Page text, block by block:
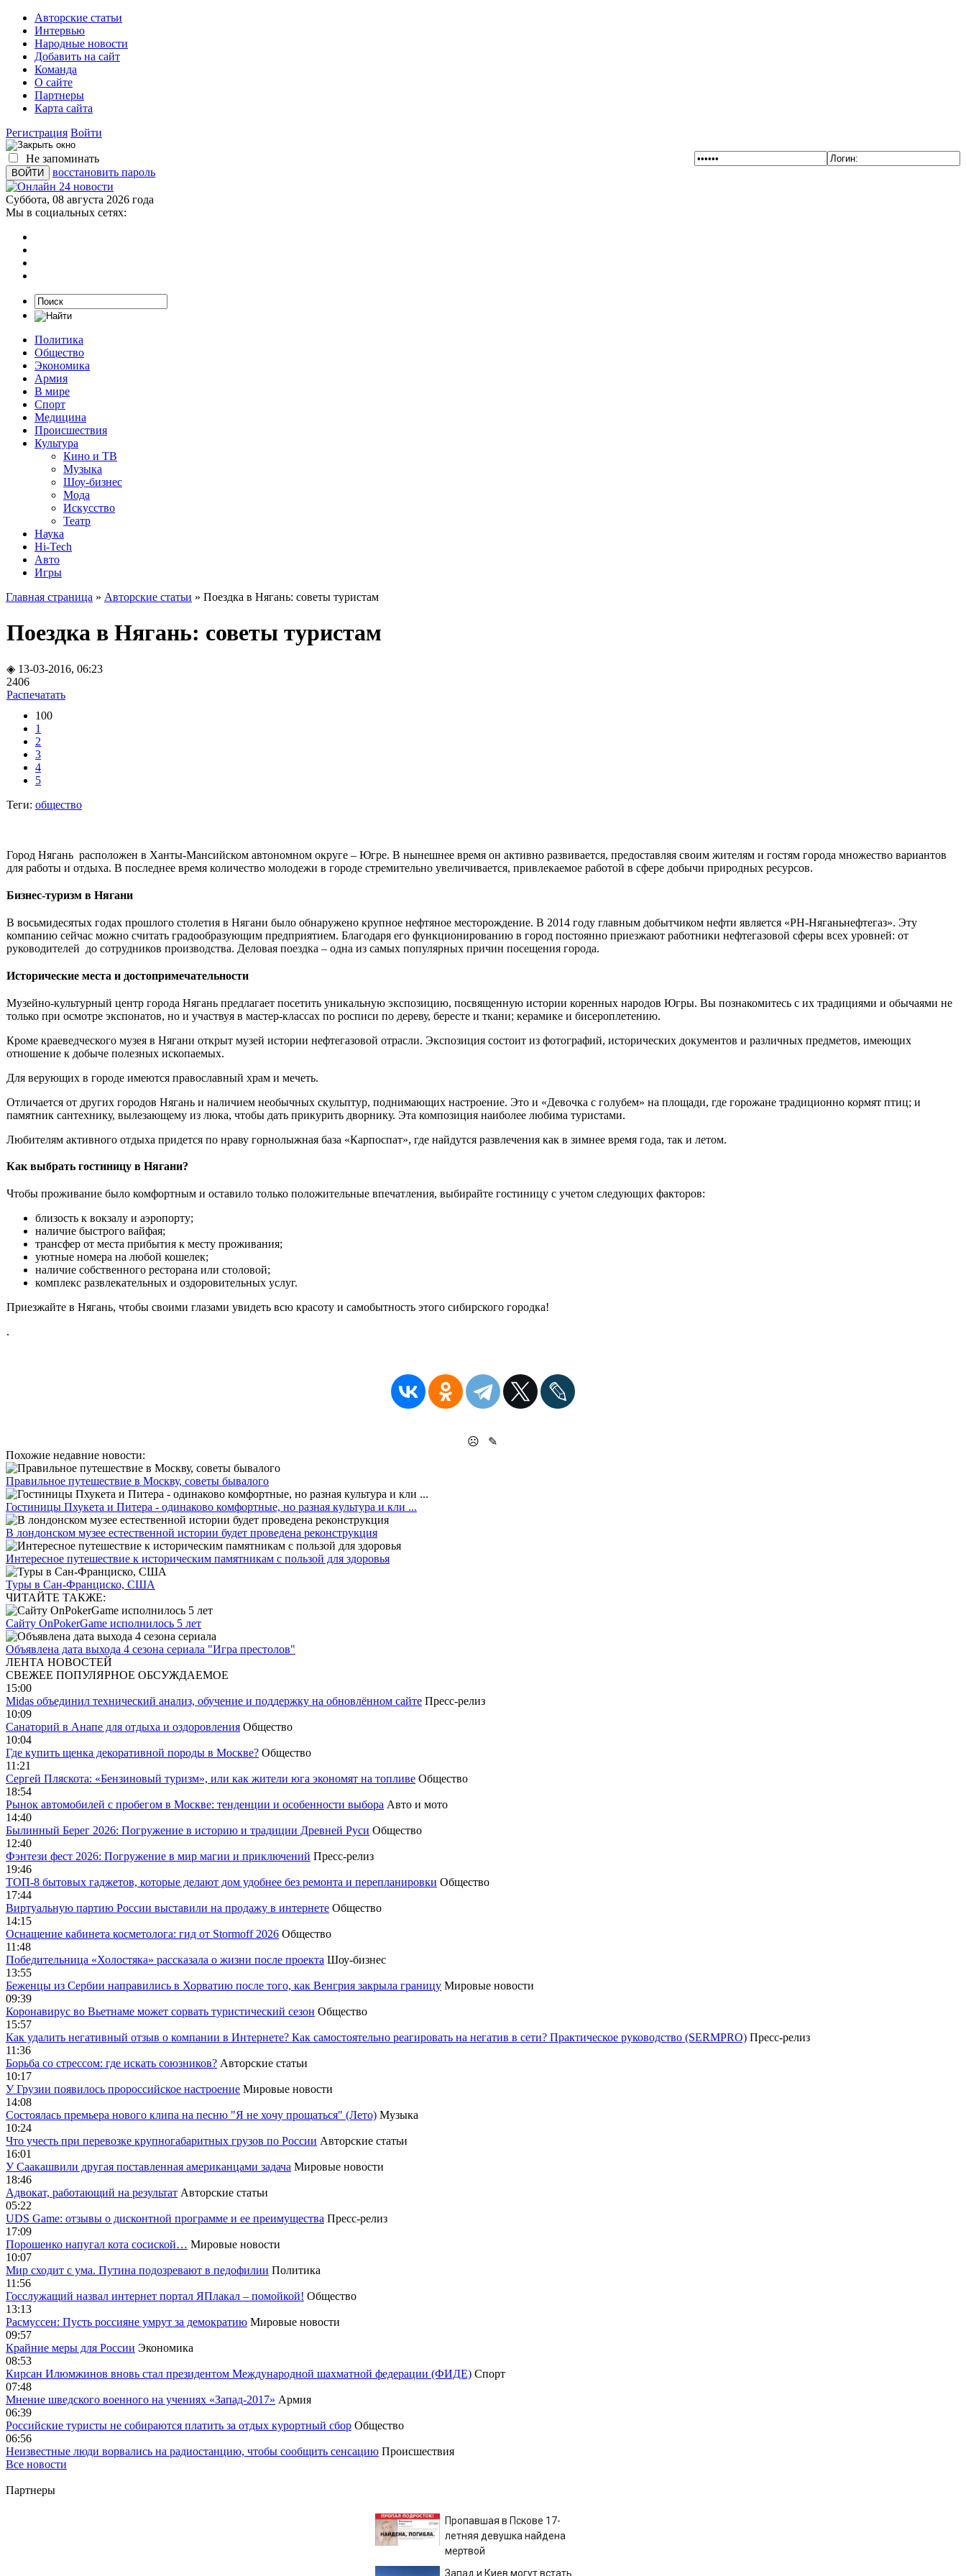
Авторские статьи
Интервью
Народные новости
Добавить на сайт
Команда
О сайте
Партнеры
Карта сайта
Регистрация Войти
Не запоминать
восстановить пароль
Суббота, 08 августа 2026 года
Мы в социальных сетях:
Политика
Общество
Экономика
Армия
В мире
Спорт
Медицина
Происшествия
Культура
Кино и ТВ
Музыка
Шоу-бизнес
Мода
Искусство
Театр
Наука
Hi-Tech
Авто
Игры
Главная страница » Авторские статьи » Поездка в Нягань: советы туристам
Поездка в Нягань: советы туристам
◈ 13-03-2016, 06:23
2406
Распечатать
100
1
2
3
4
5
Теги: общество
Город Нягань расположен в Ханты-Мансийском автономном округе – Югре. В нынешнее время он активно развивается, предоставляя своим жителям и гостям города множество вариантов
для работы и отдыха. В последнее время количество молодежи в городе стремительно увеличивается, привлекаемое работой в сфере добычи природных ресурсов.
Бизнес-туризм в Нягани
В восьмидесятых годах прошлого столетия в Нягани было обнаружено крупное нефтяное месторождение. В 2014 году главным добытчиком нефти является «РН-Няганьнефтегаз». Эту
компанию сейчас можно считать градообразующим предприятием. Благодаря его функционированию в город постоянно приезжают работники нефтегазовой сферы всех уровней: от
руководителей до сотрудников производства. Деловая поездка – одна из самых популярных причин посещения города.
Исторические места и достопримечательности
Музейно-культурный центр города Нягань предлагает посетить уникальную экспозицию, посвященную истории коренных народов Югры. Вы познакомитесь с их традициями и обычаями не
только при осмотре экспонатов, но и участвуя в мастер-классах по росписи по дереву, бересте и ткани; керамике и бисероплетению.
Кроме краеведческого музея в Нягани открыт музей истории нефтегазовой отрасли. Экспозиция состоит из фотографий, исторических документов и различных предметов, имеющих
отношение к добыче полезных ископаемых.
Для верующих в городе имеются православный храм и мечеть.
Отличается от других городов Нягань и наличием необычных скульптур, поднимающих настроение. Это и «Девочка с голубем» на площади, где горожане традиционно кормят птиц; и
памятник сантехнику, вылезающему из люка, чтобы дать прикурить дворнику. Эта композиция наиболее любима туристами.
Любителям активного отдыха придется по нраву горнолыжная база «Карпоспат», где найдутся развлечения как в зимнее время года, так и летом.
Как выбрать гостиницу в Нягани?
Чтобы проживание было комфортным и оставило только положительные впечатления, выбирайте гостиницу с учетом следующих факторов:
близость к вокзалу и аэропорту;
наличие быстрого вайфая;
трансфер от места прибытия к месту проживания;
уютные номера на любой кошелек;
наличие собственного ресторана или столовой;
комплекс развлекательных и оздоровительных услуг.
Приезжайте в Нягань, чтобы своими глазами увидеть всю красоту и самобытность этого сибирского городка!
.
☹
✎
Похожие недавние новости:
Правильное путешествие в Москву, советы бывалого
Гостиницы Пхукета и Питера - одинаково комфортные, но разная культура и кли ...
В лондонском музее естественной истории будет проведена реконструкция
Интересное путешествие к историческим памятникам с пользой для здоровья
Туры в Сан-Франциско, США
ЧИТАЙТЕ ТАКЖЕ:
Сайту OnPokerGame исполнилось 5 лет
Объявлена дата выхода 4 сезона сериала "Игра престолов"
ЛЕНТА НОВОСТЕЙ
СВЕЖЕЕ ПОПУЛЯРНОЕ ОБСУЖДАЕМОЕ
15:00
Midas объединил технический анализ, обучение и поддержку на обновлённом сайте Пресс-релиз
10:09
Санаторий в Анапе для отдыха и оздоровления Общество
10:04
Где купить щенка декоративной породы в Москве? Общество
11:21
Сергей Пляскота: «Бензиновый туризм», или как жители юга экономят на топливе Общество
18:54
Рынок автомобилей с пробегом в Москве: тенденции и особенности выбора Авто и мото
14:40
Былинный Берег 2026: Погружение в историю и традиции Древней Руси Общество
12:40
Фэнтези фест 2026: Погружение в мир магии и приключений Пресс-релиз
19:46
ТОП-8 бытовых гаджетов, которые делают дом удобнее без ремонта и перепланировки Общество
17:44
Виртуальную партию России выставили на продажу в интернете Общество
14:15
Оснащение кабинета косметолога: гид от Stormoff 2026 Общество
11:48
Победительница «Холостяка» рассказала о жизни после проекта Шоу-бизнес
13:55
Беженцы из Сербии направились в Хорватию после того, как Венгрия закрыла границу Мировые новости
09:39
Коронавирус во Вьетнаме может сорвать туристический сезон Общество
15:57
Как удалить негативный отзыв о компании в Интернете? Как самостоятельно реагировать на негатив в сети? Практическое руководство (SERMPRO) Пресс-релиз
11:36
Борьба со стрессом: где искать союзников? Авторские статьи
10:17
У Грузии появилось пророссийское настроение Мировые новости
14:08
Cостоялась премьера нового клипа на песню "Я не хочу прощаться" (Лето) Музыка
10:24
Что учесть при перевозке крупногабаритных грузов по России Авторские статьи
16:01
У Саакашвили другая поставленная американцами задача Мировые новости
18:46
Адвокат, работающий на результат Авторские статьи
05:22
UDS Game: отзывы о дисконтной программе и ее преимущества Пресс-релиз
17:09
Порошенко напугал кота сосиской… Мировые новости
10:07
Мир сходит с ума. Путина подозревают в педофилии Политика
11:56
Госслужащий назвал интернет портал ЯПлакал – помойкой! Общество
13:13
Расмуссен: Пусть россияне умрут за демократию Мировые новости
09:57
Крайние меры для России Экономика
08:53
Кирсан Илюмжинов вновь стал президентом Международной шахматной федерации (ФИДЕ) Спорт
07:48
Мнение шведского военного на учениях «Запад-2017» Армия
06:39
Российские туристы не собираются платить за отдых курортный сбор Общество
06:56
Неизвестные люди ворвались на радиостанцию, чтобы сообщить сенсацию Происшествия
Все новости
Партнеры
Пропавшая в Пскове 17-
летняя девушка найдена
мертвой
Запад и Киев могут встать